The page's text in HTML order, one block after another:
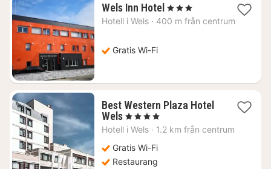
Wels Inn Hotel 1
natt
, 3 Stjärnor
Hotell i Wels · 400 m från centrum
Gratis Wi-Fi
Best Western Plaza Hotel
Wels1
natt
879
kr.
, 4 Stjärnor
Hotell i Wels · 1.2 km från centrum
Gratis Wi-Fi
Restaurang